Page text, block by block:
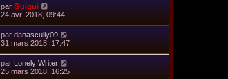
par Guigui
24 avr. 2018, 09:44
par danascully09
31 mars 2018, 17:47
par Lonely Writer
25 mars 2018, 16:25